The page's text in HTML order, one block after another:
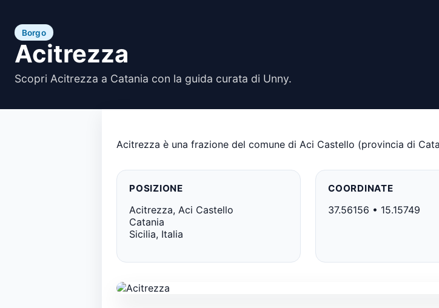
Borgo
Acitrezza
Scopri Acitrezza a Catania con la guida curata di Unny.
Acitrezza è una frazione del comune di Aci Castello (provincia di
POSIZIONE
Acitrezza, Aci Castello
Catania
Sicilia, Italia
COORDINATE
37.56156 • 15.15749